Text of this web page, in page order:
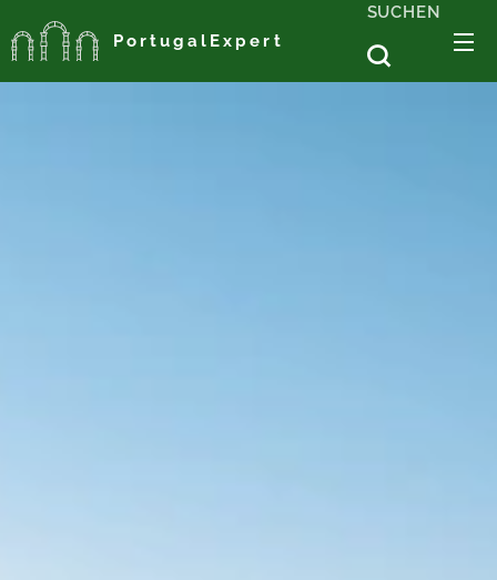
PortugalExpert
SUCHEN